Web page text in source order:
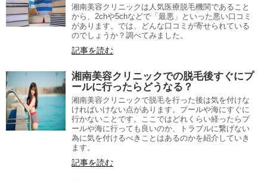
湘南美容クリニックは人気医療脱毛機関であること
から、2chや5chなどで「最悪」といった悪い口コミ
があります。では、どんな口コミが寄せられている
のでしょうか？調べてみました。
記事を読む
湘南美容クリニックでの脱毛後すぐにプ
ールに行ったらどうなる？
湘南美容クリニックで脱毛を行った後は気を付けな
ければいけない点があります。プールや海にすぐに
行かないことです。ここではどれくらい経ったらプ
ールや海に行っても良いのか、トラブルに繋げない
為に気を付けるべきことはあるのかを紹介していき
ます。
記事を読む